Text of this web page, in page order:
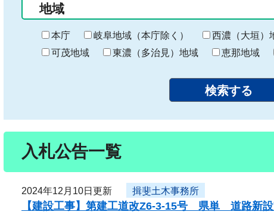
の
始
ま
り
終
わ
り
地域
本庁 岐阜地域（本庁除く） 西濃（大垣）
可茂地域
東濃（多治見）地域 恵那地域
入札公告一覧
2024年12月10日更新 揖斐土木事務所
【建設工事】第建工道改Z6-3-15号 県単 道路新